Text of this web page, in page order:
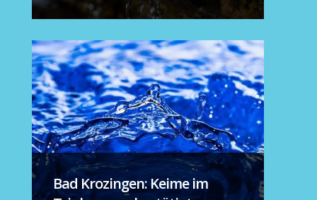
Bad Krozingen: Keime im